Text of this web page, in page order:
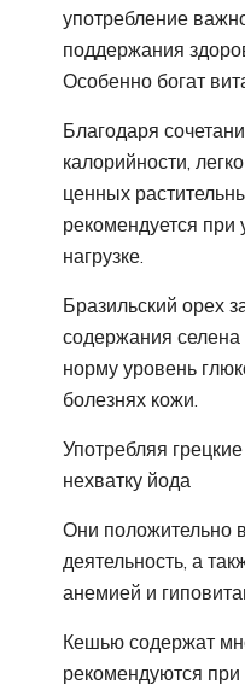
употребление
поддержания
Особенно богат
Благодаря
калорийности,
ценных
рекомендуется при
нагрузке.
Бразильский орех
содержания селена
норму уровень
болезнях кожи.
Употребляя
нехватку йода
Они положительно
деятельность, а
анемией и
Кешью содержат
рекомендуются